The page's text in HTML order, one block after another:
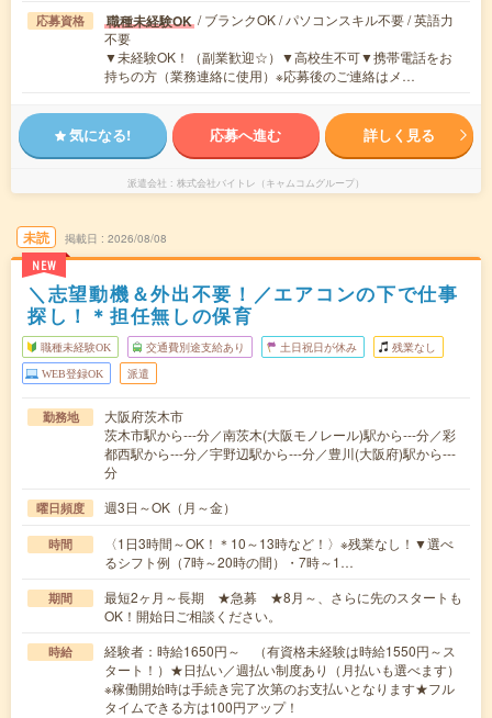
応募資格 職種未経験OK / ブランクOK / パソコンスキル不要 / 英語力
不要
▼未経験OK！（副業歓迎☆）▼高校生不可▼携帯電話をお
持ちの方（業務連絡に使用）※応募後のご連絡はメ…
気になる! 応募へ進む 詳しく見る
派遣会社 株式会社バイトレ（キャムコムグループ）
未読
NEW
掲載日 2026/08/08
＼志望動機＆外出不要！／エアコンの下で仕事
探し！＊担任無しの保育
職種未経験OK 交通費別途支給あり 土日祝日が休み 残業なし
WEB登録OK 派遣
勤務地
大阪府茨木市
茨木市駅から---分／南茨木(大阪モノレール)駅から---分／彩
都西駅から---分／宇野辺駅から---分／豊川(大阪府)駅から---
分
曜日頻度 週3日～OK（月～金）
時間
〈1日3時間～OK！＊10～13時など！〉※残業なし！▼選べ
るシフト例（7時～20時の間）・7時～1…
期間
最短2ヶ月～長期 ★急募 ★8月～、さらに先のスタートも
OK！開始日ご相談ください。
時給
経験者：時給1650円～ （有資格未経験は時給1550円～ス
タート！）★日払い／週払い制度あり（月払いも選べます）
※稼働開始時は手続き完了次第のお支払いとなります★フル
タイムできる方は100円アップ！